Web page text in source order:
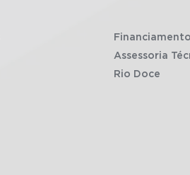
Assessoria
Rio Doce